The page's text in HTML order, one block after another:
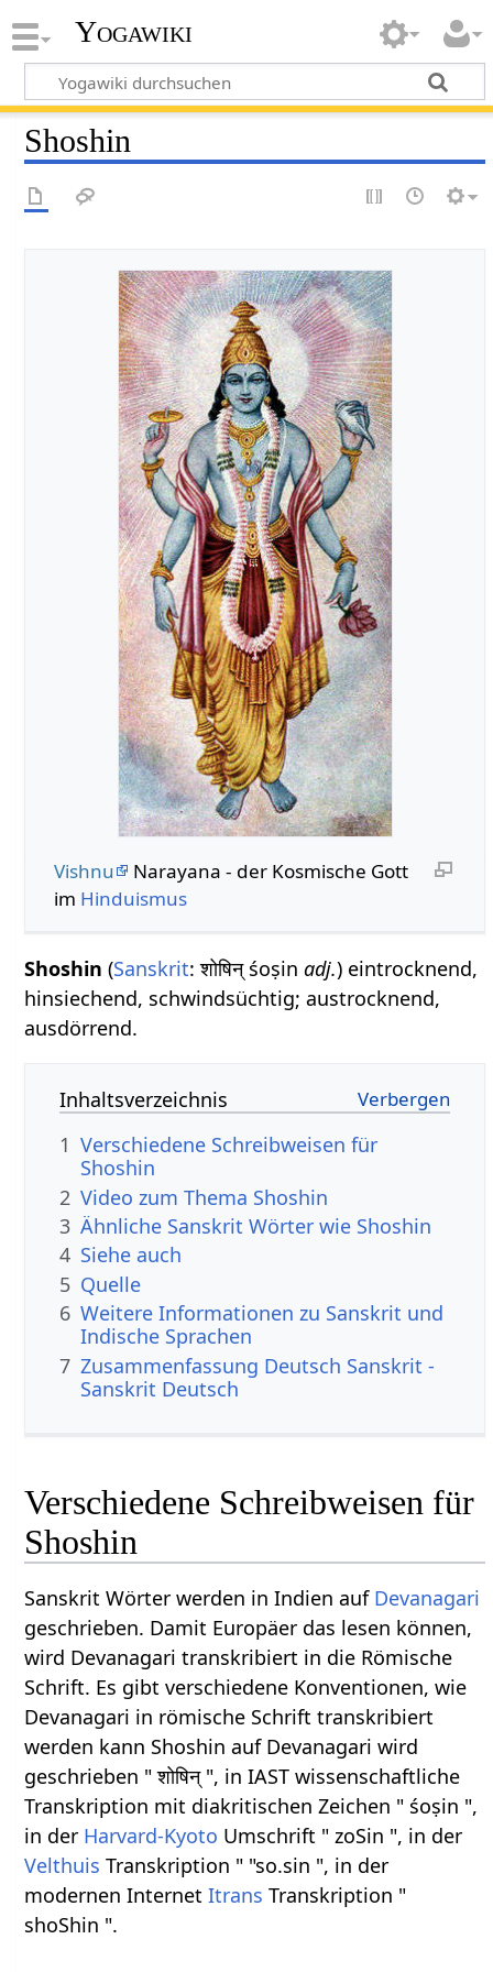
Yogawiki
Shoshin
Vishnu
Narayana - der Kosmische Gott
im Hinduismus
Shoshin (Sanskrit: शोषिन् śoṣinadj.) eintrocknend,
hinsiechend, schwindsüchtig; austrocknend,
ausdörrend.
Inhaltsverzeichnis
1 Verschiedene Schreibweisen für
Shoshin
2 Video zum Thema Shoshin
3 Ähnliche Sanskrit Wörter wie Shoshin
4 Siehe auch
5 Quelle
6 Weitere Informationen zu Sanskrit und
Indische Sprachen
7 Zusammenfassung Deutsch Sanskrit -
Sanskrit Deutsch
Verschiedene Schreibweisen für
Shoshin
Sanskrit Wörter werden in Indien auf Devanagari
geschrieben. Damit Europäer das lesen können,
wird Devanagari transkribiert in die Römische
Schrift. Es gibt verschiedene Konventionen, wie
Devanagari in römische Schrift transkribiert
werden kann Shoshin auf Devanagari wird
geschrieben " शोषिन् ", in IAST wissenschaftliche
Transkription mit diakritischen Zeichen " śoṣin ",
in der Harvard-Kyoto Umschrift " zoSin ", in der
Velthuis Transkription " "so.sin ", in der
modernen InternetItrans Transkription "
shoShin ".